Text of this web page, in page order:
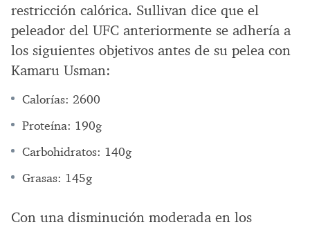
restricción calórica. Sullivan dice que el
peleador del UFC anteriormente se adhería a
los siguientes objetivos antes de su pelea con
Kamaru Usman:
Calorías: 2600
Proteína: 190g
Carbohidratos: 140g
Grasas: 145g
Con una disminución moderada en los